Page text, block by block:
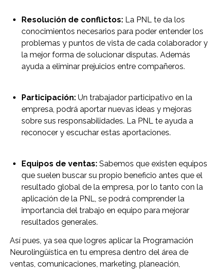
Resolución de conflictos: La PNL te da los
conocimientos necesarios para poder entender los
problemas y puntos de vista de cada colaborador y
la mejor forma de solucionar disputas. Además
ayuda a eliminar prejuicios entre compañeros.
Participación: Un trabajador participativo en la
empresa, podrá aportar nuevas ideas y mejoras
sobre sus responsabilidades. La PNL te ayuda a
reconocer y escuchar estas aportaciones.
Equipos de ventas: Sabemos que existen equipos
que suelen buscar su propio beneficio antes que el
resultado global de la empresa, por lo tanto con la
aplicación de la PNL, se podrá comprender la
importancia del trabajo en equipo para mejorar
resultados generales.
Así pues, ya sea que logres aplicar la Programación
Neurolingüística en tu empresa dentro del área de
ventas, comunicaciones, marketing, planeación,